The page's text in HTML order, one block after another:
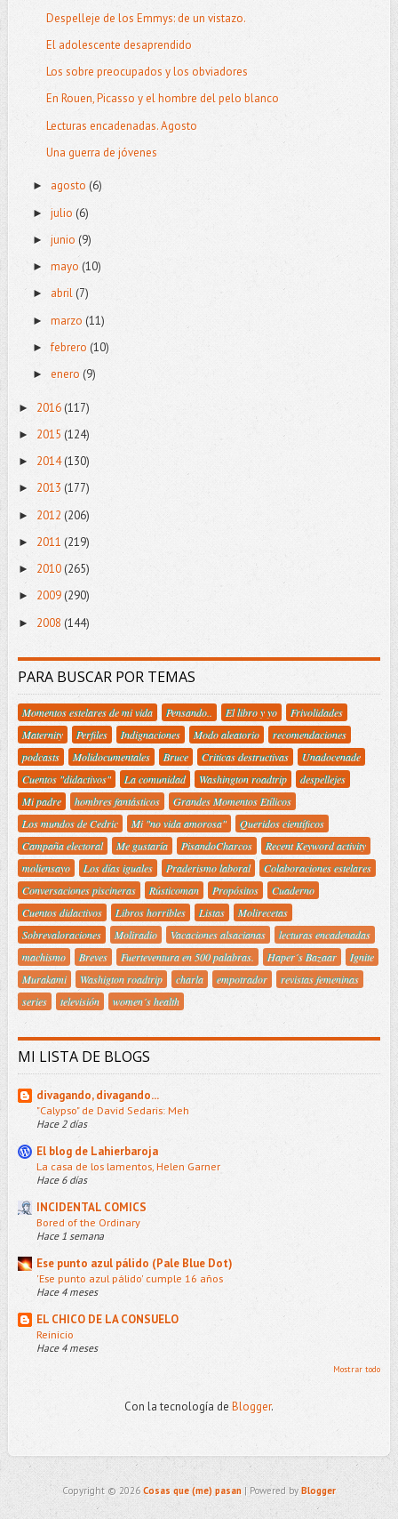
Despelleje de los Emmys: de un vistazo.
El adolescente desaprendido
Los sobre preocupados y los obviadores
En Rouen, Picasso y el hombre del pelo blanco
Lecturas encadenadas. Agosto
Una guerra de jóvenes
► agosto (6)
► julio (6)
► junio (9)
► mayo (10)
► abril(7)
► marzo (11)
►febrero (10)
► enero (9)
► 2016(117)
► 2015 (124)
► 2014(130)
► 2013 (177)
► 2012 (206)
► 2011 (219)
► 2010(265)
► 2009(290)
► 2008 (144)
PARA BUSCAR POR TEMAS
Momentos estelares de mi vida Pensando.. El libro y yo
Frivolidades
Maternity
Perfiles Indignaciones Modo aleatorio
recomendaciones
podcasts
Molidocumentales Bruce Criticas destructivas
Unadocenade
Cuentos "didactivos"
La comunidad Washington roadtrip
despellejes
Mi padre
hombres fantásticos
Grandes Momentos Etílicos
Los mundos de Cedric
Mi "no vida amorosa"
Queridos científicos
Campaña electoral
Me gustaría PisandoCharcos
Recent Keyword activity
moliensayo
Los días iguales Praderismo laboral
Colaboraciones estelares
Conversaciones piscineras
Rústicoman Propósitos
Cuaderno
Cuentos didactivos
Libros horribles Listas
Molirecetas
Sobrevaloraciones
Moliradio Vacaciones alsacianas
lecturas encadenadas
machismo
Breves Fuerteventura en 500 palabras. Haper´s Bazaar
Ignite
Murakami
Washigton roadtrip charla empotrador
revistas femeninas
series
televisión women´s health
MI LISTA DE BLOGS
divagando, divagando...
"Calypso" de David Sedaris: Meh
Hace 2 días
El blog de Lahierbaroja
La casa de los lamentos, Helen Garner
Hace 6 días
INCIDENTAL COMICS
Bored of the Ordinary
Hace 1 semana
Ese punto azul pálido (Pale Blue Dot)
'Ese punto azul pálido' cumple 16 años
Hace 4 meses
EL CHICO DE LA CONSUELO
Reinicio
Hace 4 meses
Mostrar todo
Con la tecnología de Blogger.
Copyright © 2026 Cosas que (me) pasan | Powered byBlogger